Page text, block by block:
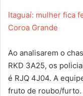
Itaguaí: mulher fica
Coroa Grande
Ao analisarem o
RKD 3A25, os
é RJQ 4J04. A
fruto de roubo/furto.